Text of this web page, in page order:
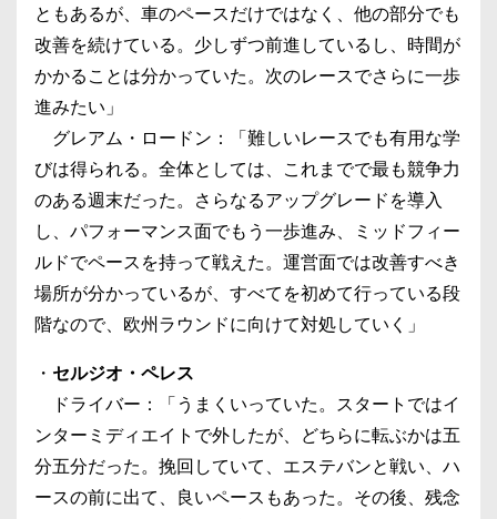
ともあるが、車のペースだけではなく、他の部分でも
改善を続けている。少しずつ前進しているし、時間が
かかることは分かっていた。次のレースでさらに一歩
進みたい」
グレアム・ロードン：「難しいレースでも有用な学
びは得られる。全体としては、これまでで最も競争力
のある週末だった。さらなるアップグレードを導入
し、パフォーマンス面でもう一歩進み、ミッドフィー
ルドでペースを持って戦えた。運営面では改善すべき
場所が分かっているが、すべてを初めて行っている段
階なので、欧州ラウンドに向けて対処していく」
・ セルジオ・ペレス
ドライバー：「うまくいっていた。スタートではイ
ンターミディエイトで外したが、どちらに転ぶかは五
分五分だった。挽回していて、エステバンと戦い、ハ
ースの前に出て、良いペースもあった。その後、残念